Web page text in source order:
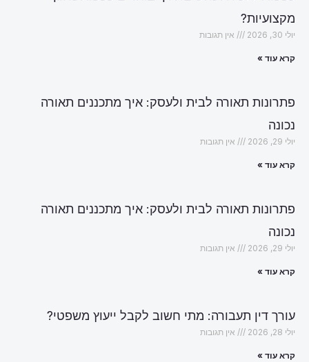
מקצועיות?
יולי 30, 2026 אין תגובות
קרא עוד »
פתרונות תאורה לבית ולעסק: איך מתכננים תאורה
נכונה
יולי 29, 2026 אין תגובות
קרא עוד »
פתרונות תאורה לבית ולעסק: איך מתכננים תאורה
נכונה
יולי 29, 2026 אין תגובות
קרא עוד »
עורך דין תעבורה: מתי חשוב לקבל ייעוץ משפטי?
יולי 28, 2026 אין תגובות
קרא עוד »